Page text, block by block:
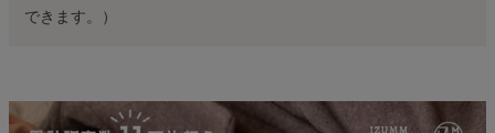
できます。）